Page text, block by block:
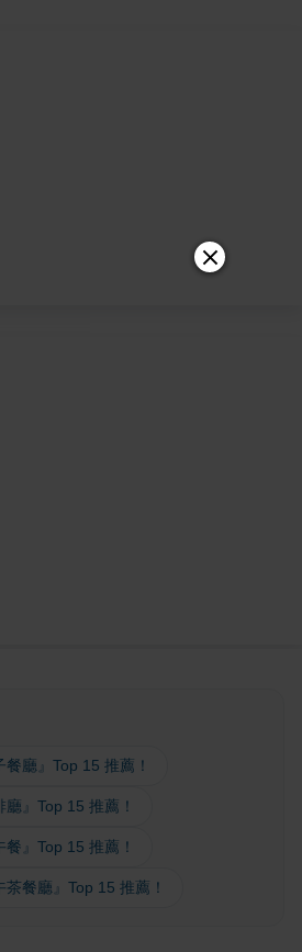
廳』Top 15 推薦！
』Top 15 推薦！
』Top 15 推薦！
餐廳』Top 15 推薦！